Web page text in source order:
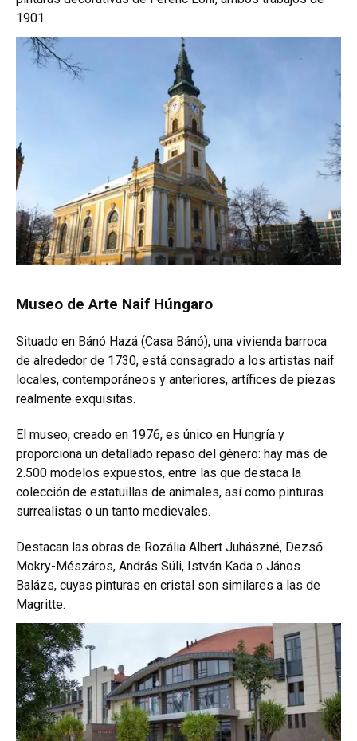
1901.
Museo de Arte Naif Húngaro
Situado en Bánó Hazá (Casa Bánó), una vivienda barroca
de alrededor de 1730, está consagrado a los artistas naif
locales, contemporáneos y anteriores, artífices de piezas
realmente exquisitas.
El museo, creado en 1976, es único en Hungría y
proporciona un detallado repaso del género: hay más de
2.500 modelos expuestos, entre las que destaca la
colección de estatuillas de animales, así como pinturas
surrealistas o un tanto medievales.
Destacan las obras de Rozália Albert Juhászné, Dezső
Mokry-Mészáros, András Süli, István Kada o János
Balázs, cuyas pinturas en cristal son similares a las de
Magritte.